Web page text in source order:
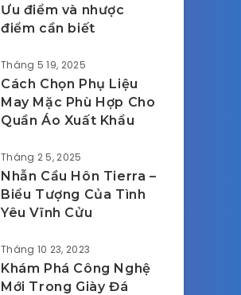
Ưu điểm và nhược
điểm cần biết
Tháng 5 19, 2025
Cách Chọn Phụ Liệu
May Mặc Phù Hợp Cho
Quần Áo Xuất Khẩu
Tháng 2 5, 2025
Nhẫn Cầu Hôn Tierra –
Biểu Tượng Của Tình
Yêu Vĩnh Cửu
Tháng 10 23, 2023
Khám Phá Công Nghệ
Mới Trong Giày Đá